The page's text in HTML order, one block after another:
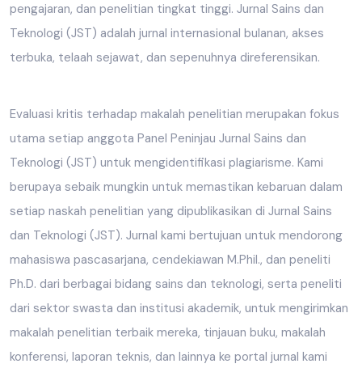
pengajaran, dan penelitian tingkat tinggi. Jurnal Sains dan
Teknologi (JST) adalah jurnal internasional bulanan, akses
terbuka, telaah sejawat, dan sepenuhnya direferensikan.
Evaluasi kritis terhadap makalah penelitian merupakan fokus
utama setiap anggota Panel Peninjau Jurnal Sains dan
Teknologi (JST) untuk mengidentifikasi plagiarisme. Kami
berupaya sebaik mungkin untuk memastikan kebaruan dalam
setiap naskah penelitian yang dipublikasikan di Jurnal Sains
dan Teknologi (JST). Jurnal kami bertujuan untuk mendorong
mahasiswa pascasarjana, cendekiawan M.Phil., dan peneliti
Ph.D. dari berbagai bidang sains dan teknologi, serta peneliti
dari sektor swasta dan institusi akademik, untuk mengirimkan
makalah penelitian terbaik mereka, tinjauan buku, makalah
konferensi, laporan teknis, dan lainnya ke portal jurnal kami